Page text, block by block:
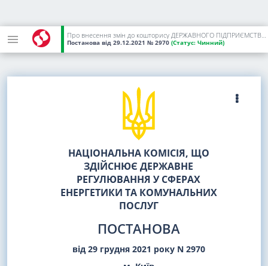
Про внесення змін до кошторису ДЕРЖАВНОГО ПІДПРИЄМСТВА "ГАРАНТОВАНИЙ ПОКУПЕЦЬ" на 2021 рік, затвердженого постановою НКРЕКП від 16 грудня 2020 року N 2493
Постанова від 29.12.2021 № 2970 (Статус: Чинний)
НАЦІОНАЛЬНА КОМІСІЯ, ЩО
ЗДІЙСНЮЄ ДЕРЖАВНЕ
РЕГУЛЮВАННЯ У СФЕРАХ
ЕНЕРГЕТИКИ ТА КОМУНАЛЬНИХ
ПОСЛУГ
ПОСТАНОВА
від 29 грудня 2021 року N 2970